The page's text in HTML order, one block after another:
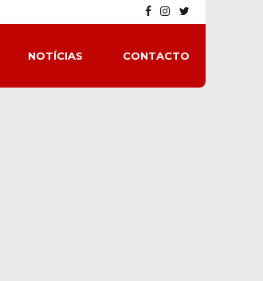
NOTÍCIAS CONTACTO